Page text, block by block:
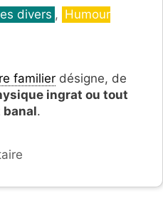
divers , Humour
familier désigne, de
ingrat ou tout
banal.